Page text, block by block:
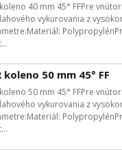
koleno 40 mm 45° FFPre
vykurovania z
koleno 50 mm 45° FF
koleno 50 mm 45° FFPre
vykurovania z